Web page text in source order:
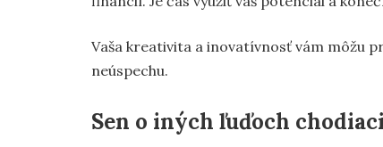
Vaša kreativita a inovatívnosť vám môžu
neúspechu.
Sen o iných ľuďoch